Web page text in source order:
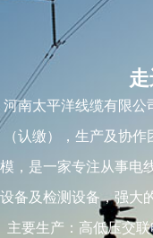
河南太平洋线缆有限公
（认缴），生产及协
模，是一家专注从事电
设备及检测设备，强大
主要生产：高低压交